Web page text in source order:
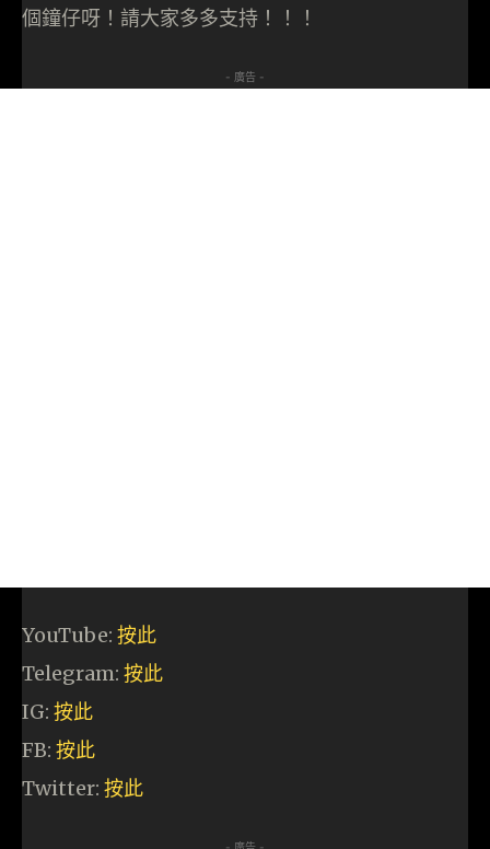
個鐘仔呀！請大家多多支持！！！
- 廣告 -
YouTube: 按此
Telegram: 按此
IG: 按此
FB: 按此
Twitter: 按此